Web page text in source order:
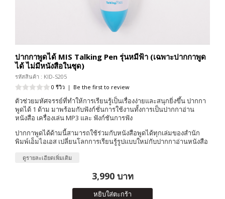
ปากกาพูดได้ MIS Talking Pen รุ่นหมีฟ้า (เฉพาะปากกาพูด
ได้ ไม่มีหนังสือในชุด)
รหัสสินค้า : KID-S205
0 รีวิว | Be the first to review
ตัวช่วยมหัศจรรย์ที่ทำให้การเรียนรู้เป็นเรื่องง่ายและสนุกยิ่งขึ้น ปากกา
พูดได้ 1 ด้าม มาพร้อมกับฟังก์ชั่นการใช้งานทั้งการเป็นปากกาอ่าน
หนังสือ เครื่องเล่น MP3 และ ฟังก์ชันการฟัง
ปากกาพูดได้ด้ามนี้สามารถใช้ร่วมกับหนังสือพูดได้ทุกเล่มของสำนัก
พิมพ์เอ็มไอเอส เปลี่ยนโลกการเรียนรู้รูปแบบใหม่กับปากกาอ่านหนังสือ
ดูรายละเอียดเพิ่มเติม
3,990 บาท
หยิบใส่ตะกร้า